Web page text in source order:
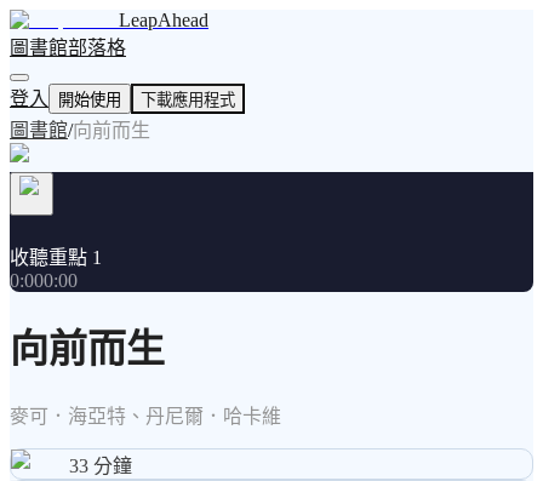
LeapAhead
圖書館部落格
登入 開始使用 下載應用程式
圖書館/向前而生
收聽重點 1
0:000:00
向前而生
麥可．海亞特、丹尼爾．哈卡維
33 分鐘